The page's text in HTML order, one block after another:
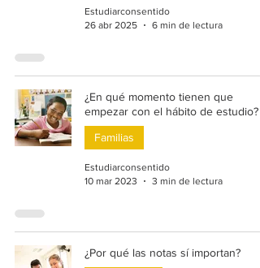
Estudiarconsentido
26 abr 2025
6 min de lectura
¿En qué momento tienen que
empezar con el hábito de estudio?
Familias
Estudiarconsentido
10 mar 2023
3 min de lectura
¿Por qué las notas sí importan?